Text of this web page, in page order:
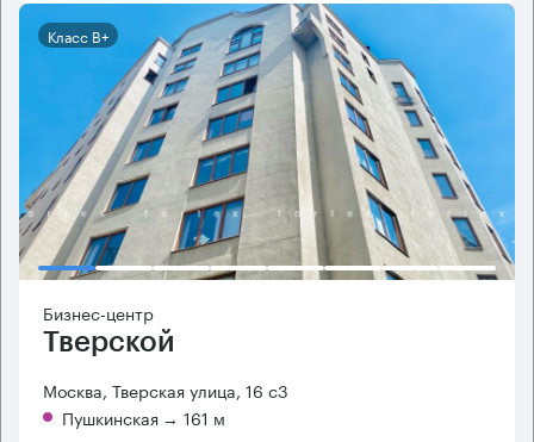
Класс B+
Бизнес-центр
Тверской
Москва, Тверская улица, 16 с3
Пушкинская → 161 м